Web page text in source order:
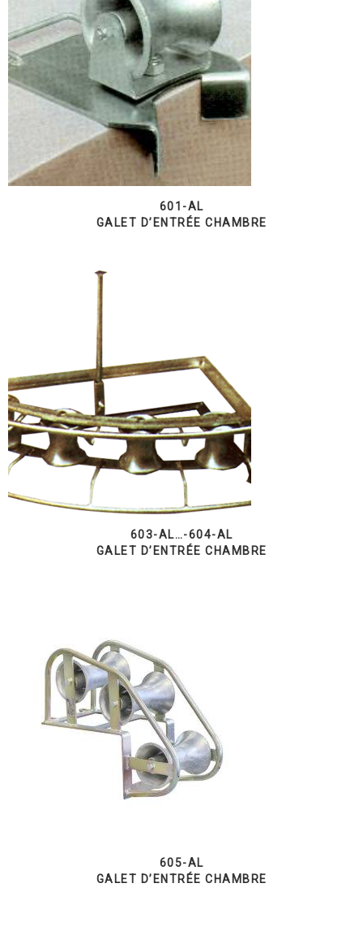
601-AL
GALET D’ENTRÉE CHAMBRE
603-AL…-604-AL
GALET D’ENTRÉE CHAMBRE
605-AL
GALET D’ENTRÉE CHAMBRE